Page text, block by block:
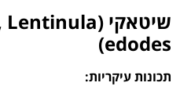
שיטאקי Lentinula
edodes)
תכונות עיקריות: